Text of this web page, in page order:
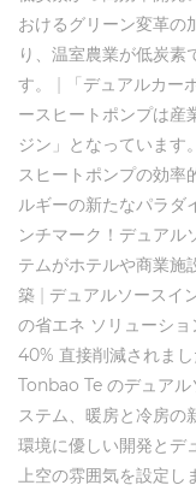
おけるグリーン変革の
り、温室農業が低炭素
す。
|
「デュアルカ
ースヒートポンプは産
ジン」となっています。
スヒートポンプの効率
ルギーの新たなパラダ
ンチマーク！デュアル
テムがホテルや商業施
築 | デュアルソースイ
の省エネ ソリューシ
40% 直接削減されまし
Tonbao Te のデュア
ステム、暖房と冷房の
環境に優しい開発とデ
上空の雰囲気を設定し